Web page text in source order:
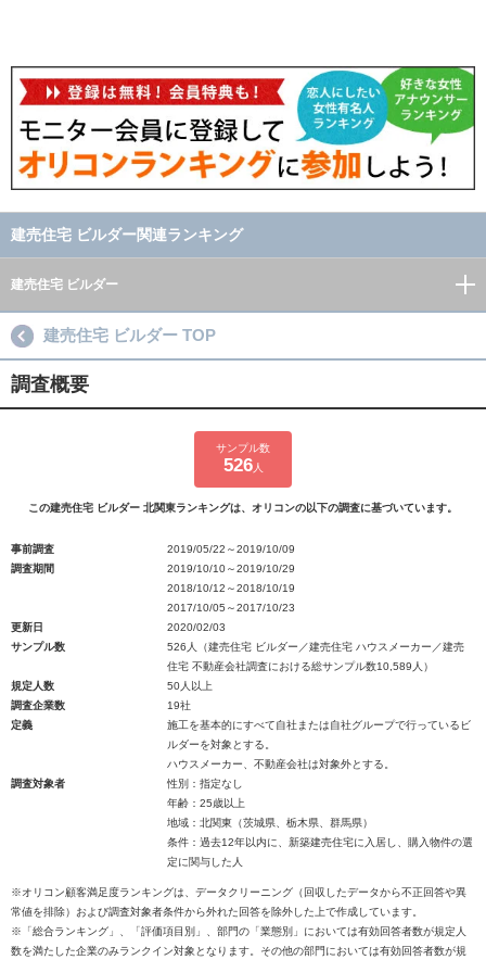
建売住宅 ビルダー関連ランキング
建売住宅 ビルダー
建売住宅 ビルダー TOP
調査概要
サンプル数
526人
この建売住宅 ビルダー 北関東ランキングは、オリコンの以下の調査に基づいています。
事前調査
2019/05/22～2019/10/09
調査期間
2019/10/10～2019/10/29
2018/10/12～2018/10/19
2017/10/05～2017/10/23
更新日
2020/02/03
サンプル数
526人（建売住宅 ビルダー／建売住宅 ハウスメーカー／建売
住宅 不動産会社調査における総サンプル数10,589人）
規定人数
50人以上
調査企業数
19社
定義
施工を基本的にすべて自社または自社グループで行っているビ
ルダーを対象とする。
ハウスメーカー、不動産会社は対象外とする。
調査対象者
性別：指定なし
年齢：25歳以上
地域：北関東（茨城県、栃木県、群馬県）
条件：過去12年以内に、新築建売住宅に入居し、購入物件の選
定に関与した人
※オリコン顧客満足度ランキングは、データクリーニング（回収したデータから不正回答や異
常値を排除）および調査対象者条件から外れた回答を除外した上で作成しています。
※「総合ランキング」、「評価項目別」、部門の「業態別」においては有効回答者数が規定人
数を満たした企業のみランクイン対象となります。その他の部門においては有効回答者数が規